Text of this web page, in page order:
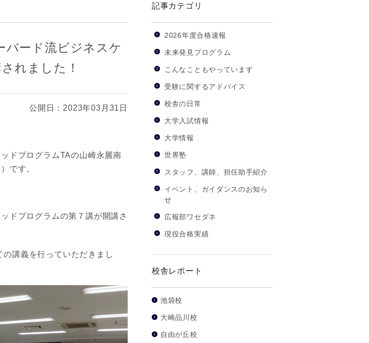
バード流ビジネスケ
れました！
公開日：2023年03月31日
ドプログラムTAの山崎永麗南
です。
ドプログラムの第７講が開講さ
の講義を行っていただきまし
記事カテゴリ
2026年度合格速報
未来発見プログラム
こんなこともやっています
受験に関するアドバイス
校舎の日常
大学入試情報
大学情報
世界塾
スタッフ、講師、担任助手紹介
イベント、ガイダンスのお知ら
せ
広報部ワセダネ
現役合格実績
校舎レポート
池袋校
大崎品川校
自由が丘校